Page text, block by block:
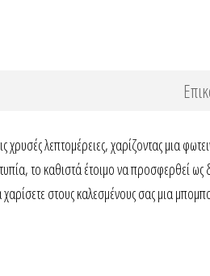
λεπτομέρειες, χαρίζοντας μια
το καθιστά έτοιμο να προσφερθεί
στους καλεσμένους σας μια